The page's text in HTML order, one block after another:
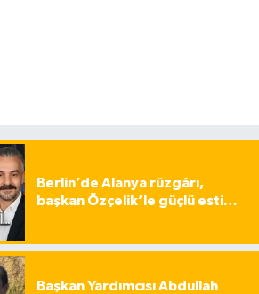
Berlin’de Alanya rüzgârı,
başkan Özçelik’le güçlü esti…
Başkan Yardımcısı Abdullah